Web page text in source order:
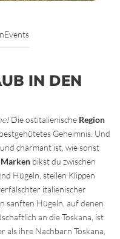
Events
IN DEN
Die ostitalienische Region
Geheimnis. Und
charmant ist, wie sonst
bikst du zwischen
Hügeln, steilen Klippen
italienischer
sanften Hügeln, auf denen
an die Toskana, ist
als ihre Nachbarn Toskana,